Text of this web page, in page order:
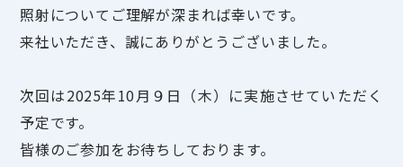
照射についてご理解が深まれば幸いです。
来社いただき、誠にありがとうございました。
次回は2025年10月９日（木）に実施させていただく
予定です。
皆様のご参加をお待ちしております。